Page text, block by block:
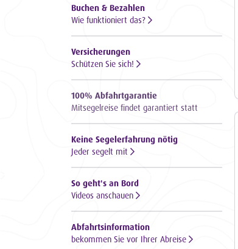
Buchen & Bezahlen
Wie funktioniert das?
Versicherungen
Schützen Sie sich!
100% Abfahrtgarantie
Mitsegelreise findet garantiert statt
Keine Segelerfahrung nötig
Jeder segelt mit
So geht's an Bord
Videos anschauen
Abfahrtsinformation
bekommen Sie vor Ihrer Abreise